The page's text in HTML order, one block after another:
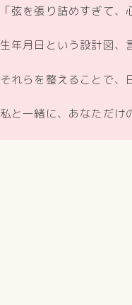
「弦を張り詰めすぎて、
生年月日という設計図、
それらを整えることで、
私と一緒に、あなただけ